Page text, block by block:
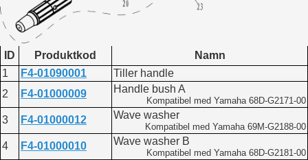
ID Produktkod
Namn
1
F4-01090001
Tiller handle
2
F4-01000009 Handle bush A
Kompatibel med Yamaha 68D-G2171-00
3 F4-01000012 Wave washer
Kompatibel med Yamaha 69M-G2188-00
4 F4-01000010 Wave washer B
Kompatibel med Yamaha 68D-G2181-00